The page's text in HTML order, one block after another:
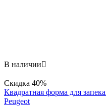
В наличии
Скидка 40%
Квадратная форма для
Peugeot